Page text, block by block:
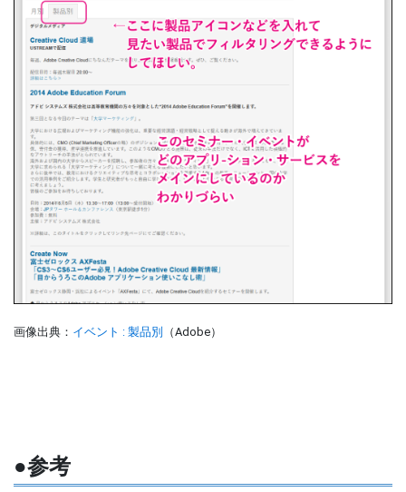
画像出典： イベント : 製品別 （Adobe）
●参考